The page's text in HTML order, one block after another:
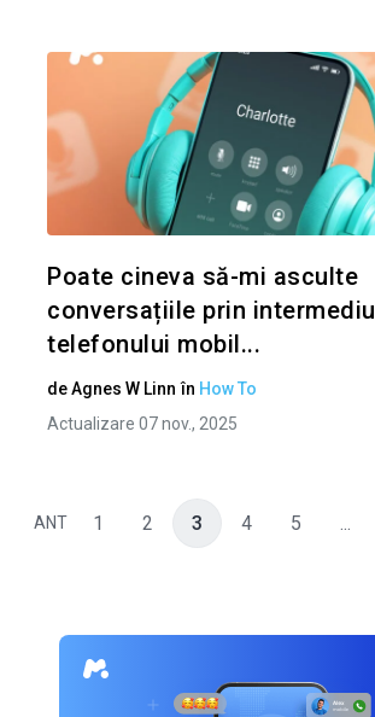
Poate cineva să-mi asculte
conversațiile prin
telefonului mobil...
deAgnes W Linn în How To
Actualizare 07 nov., 2025
ANT 1 2 3 4 5 ...